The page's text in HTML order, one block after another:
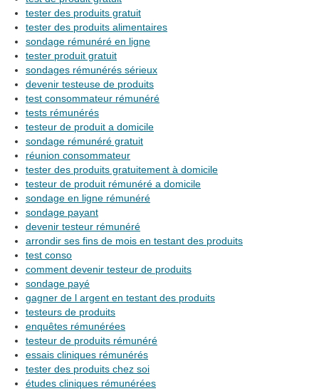
tester des produits gratuit
tester des produits alimentaires
sondage rémunéré en ligne
tester produit gratuit
sondages rémunérés sérieux
devenir testeuse de produits
test consommateur rémunéré
tests rémunérés
testeur de produit a domicile
sondage rémunéré gratuit
réunion consommateur
tester des produits gratuitement à domicile
testeur de produit rémunéré a domicile
sondage en ligne rémunéré
sondage payant
devenir testeur rémunéré
arrondir ses fins de mois en testant des produits
test conso
comment devenir testeur de produits
sondage payé
gagner de l argent en testant des produits
testeurs de produits
enquêtes rémunérées
testeur de produits rémunéré
essais cliniques rémunérés
tester des produits chez soi
études cliniques rémunérées